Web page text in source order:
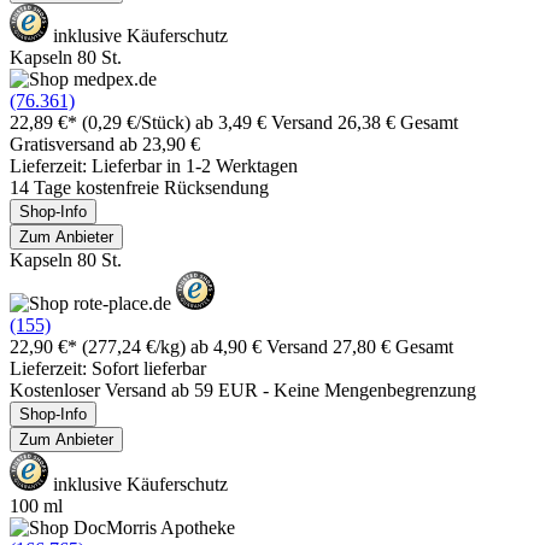
inklusive Käuferschutz
Kapseln 80 St.
(76.361)
22,89 €* (0,29 €/Stück) ab 3,49 € Versand 26,38 € Gesamt
Gratisversand ab 23,90 €
Lieferzeit: Lieferbar in 1-2 Werktagen
14 Tage kostenfreie Rücksendung
Shop-Info
Zum Anbieter
Kapseln 80 St.
(155)
22,90 €* (277,24 €/kg) ab 4,90 € Versand 27,80 € Gesamt
Lieferzeit: Sofort lieferbar
Kostenloser Versand ab 59 EUR - Keine Mengenbegrenzung
Shop-Info
Zum Anbieter
inklusive Käuferschutz
100 ml